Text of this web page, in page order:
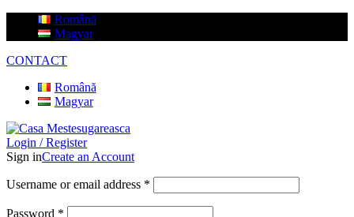
Română
Magyar
CONTACT
Română
Magyar
Login / Register
Sign inCreate an Account
Username or email address *
Password *